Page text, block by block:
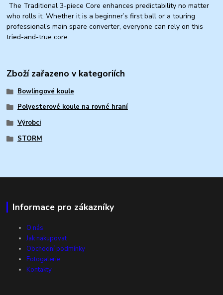
The Traditional 3-piece Core enhances predictability no matter
who rolls it. Whether it is a beginner’s first ball or a touring
professional’s main spare converter, everyone can rely on this
tried-and-true core.
Zboží zařazeno v kategoriích
Bowlingové koule
Polyesterové koule na rovné hraní
Výrobci
STORM
Informace pro zákazníky
O nás
Jak nakupovat
Obchodní podmínky
Fotogalerie
Kontakty